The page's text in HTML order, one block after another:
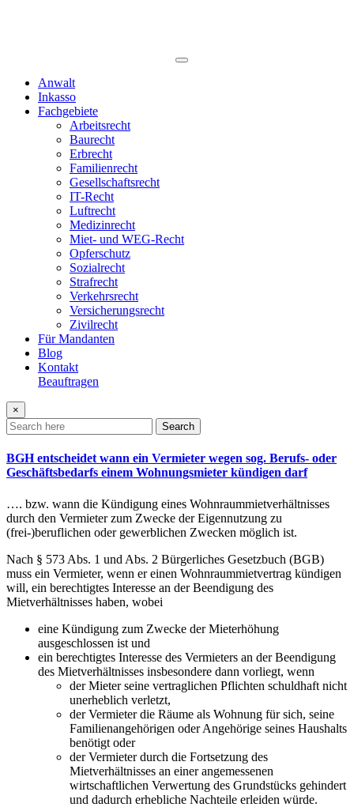
Anwalt
Inkasso
Fachgebiete
Arbeitsrecht
Baurecht
Erbrecht
Familienrecht
Gesellschaftsrecht
IT-Recht
Luftrecht
Medizinrecht
Miet- und WEG-Recht
Opferschutz
Sozialrecht
Strafrecht
Verkehrsrecht
Versicherungsrecht
Zivilrecht
Für Mandanten
Blog
Kontakt
Beauftragen
×
Search
BGH entscheidet wann ein Vermieter wegen sog. Berufs- oder
Geschäftsbedarfs einem Wohnungsmieter kündigen darf
…. bzw. wann die Kündigung eines Wohnraummietverhältnisses
durch den Vermieter zum Zwecke der Eigennutzung zu
(frei-)beruflichen oder gewerblichen Zwecken möglich ist.
Nach § 573 Abs. 1 und Abs. 2 Bürgerliches Gesetzbuch (BGB)
muss ein Vermieter, wenn er einen Wohnraummietvertrag kündigen
will, ein berechtigtes Interesse an der Beendigung des
Mietverhältnisses haben, wobei
eine Kündigung zum Zwecke der Mieterhöhung
ausgeschlossen ist und
ein berechtigtes Interesse des Vermieters an der Beendigung
des Mietverhältnisses insbesondere dann vorliegt, wenn
der Mieter seine vertraglichen Pflichten schuldhaft nicht
unerheblich verletzt,
der Vermieter die Räume als Wohnung für sich, seine
Familienangehörigen oder Angehörige seines Haushalts
benötigt oder
der Vermieter durch die Fortsetzung des
Mietverhältnisses an einer angemessenen
wirtschaftlichen Verwertung des Grundstücks gehindert
und dadurch erhebliche Nachteile erleiden würde.